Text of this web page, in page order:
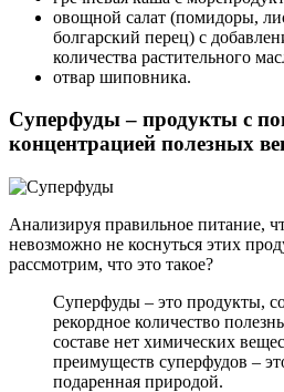
овощной салат (помидоры,
болгарский перец) с
количества растительного
отвар шиповника.
Суперфуды – продукты с
концентрацией полезных
Анализируя правильное питание,
невозможно не коснуться этих
рассмотрим, что это такое?
Суперфуды – это продукты,
рекордное количество
составе нет химических
преимуществ суперфудов –
подаренная природой.